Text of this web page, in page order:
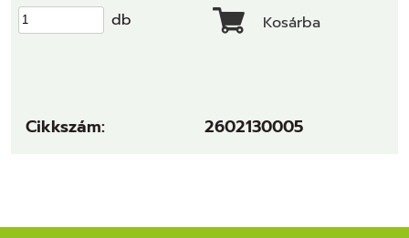
db Kosárba
Cikkszám: 2602130005